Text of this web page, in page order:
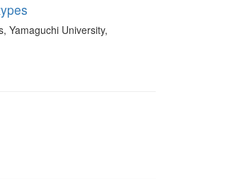
Yamaguchi University,